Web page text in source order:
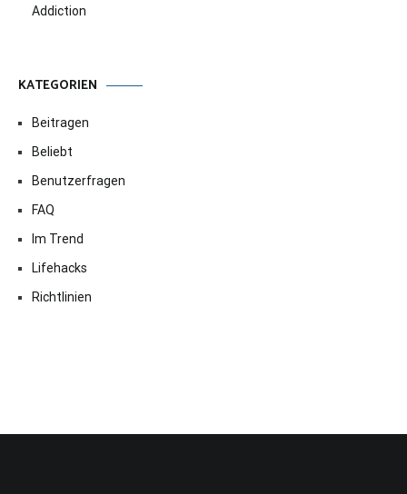
Addiction
KATEGORIEN
Beitragen
Beliebt
Benutzerfragen
FAQ
Im Trend
Lifehacks
Richtlinien